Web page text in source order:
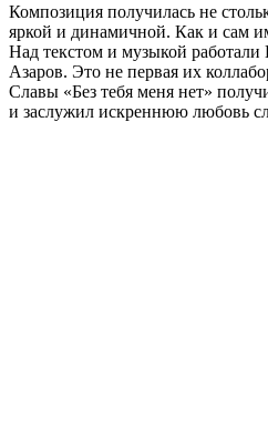
Композиция получилась не
яркой и динамичной. Как и сам
Над текстом и музыкой
Азаров. Это не первая их
Славы «Без тебя меня нет»
и заслужил искреннюю любовь